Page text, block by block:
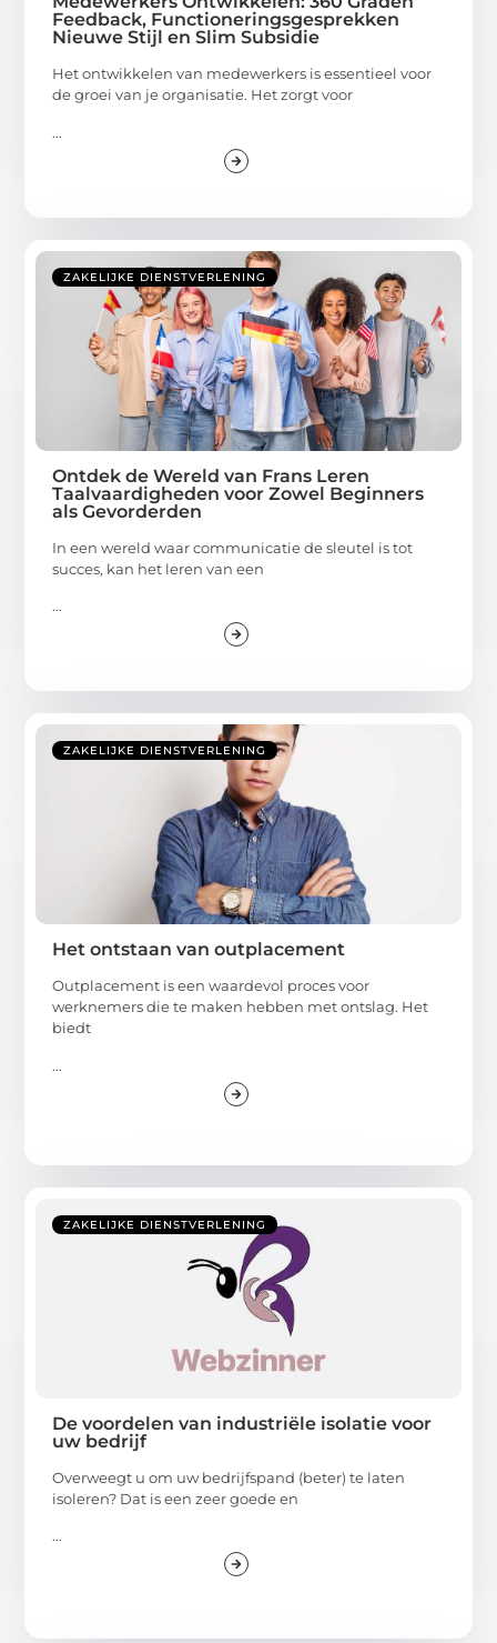
Feedback, Functioneringsgesprekken
Nieuwe Stijl en Slim Subsidie
Het ontwikkelen van medewerkers is essentieel voor
de groei van je organisatie. Het zorgt voor
...
ZAKELIJKE DIENSTVERLENING
Ontdek de Wereld van Frans Leren
Taalvaardigheden voor Zowel Beginners
als Gevorderden
In een wereld waar communicatie de sleutel is tot
succes, kan het leren van een
...
ZAKELIJKE DIENSTVERLENING
Het ontstaan van outplacement
Outplacement is een waardevol proces voor
werknemers die te maken hebben met ontslag. Het
biedt
...
ZAKELIJKE DIENSTVERLENING
De voordelen van industriële isolatie voor
uw bedrijf
Overweegt u om uw bedrijfspand (beter) te laten
isoleren? Dat is een zeer goede en
...